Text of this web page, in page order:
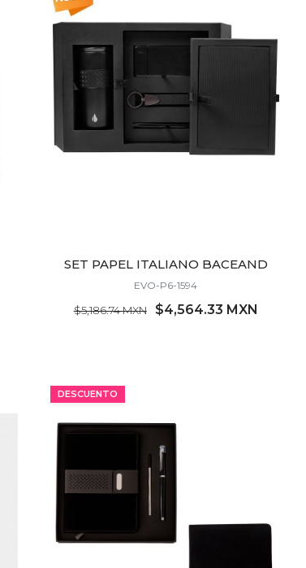
SET PAPEL ITALIANO BACEAND
EVO-P6-1594
$5,186.74 MXN $4,564.33 MXN
DESCUENTO